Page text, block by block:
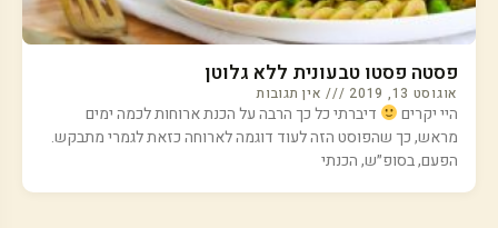
פסטה פסטו טבעונית ללא גלוטן
אוגוסט 13, 2019 אין תגובות
היי יקרים
דיברתי כל כך הרבה על הכנת ארוחות לכמה ימים
מראש, כך שהפוסט הזה לעוד דוגמה לארוחה כזאת לגמרי מתבקש.
הפעם, בסופ״ש, הכנתי